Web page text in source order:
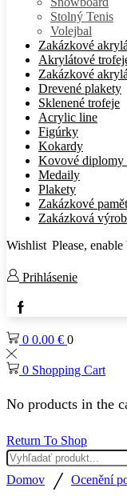
Stolný Tenis
Volejbal
Zakázkové
Akrylátové
Zakázkové
Drevené plakety
Sklenené trofeje
Acrylic line
Figúrky
Kokardy
Kovové diplomy
Medaily
Plakety
Zakázkové
Zakázková
Wishlist Please,
Prihlásenie
Facebook
0 0.00 € 0
0 Shopping Cart
No products in the
Return To Shop
Search
input
Domov / Ocenění